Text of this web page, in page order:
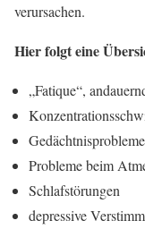
verursachen.
Hier folgt eine
„Fatique“,
Gedächtnisprobleme
Probleme beim
Schlafstörungen
depressive